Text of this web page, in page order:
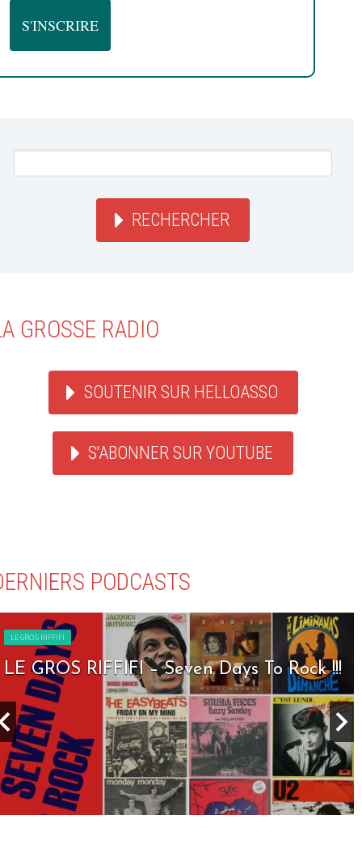
RECHERCHER
GROSSE RADIO
SOUTENIR SUR HELLOASSO
S'ABONNER SUR YOUTUBE
PODCASTS
LE GROS RIFFIFI
LE GROS RIFFIFI – Seven Days To Rock !!!